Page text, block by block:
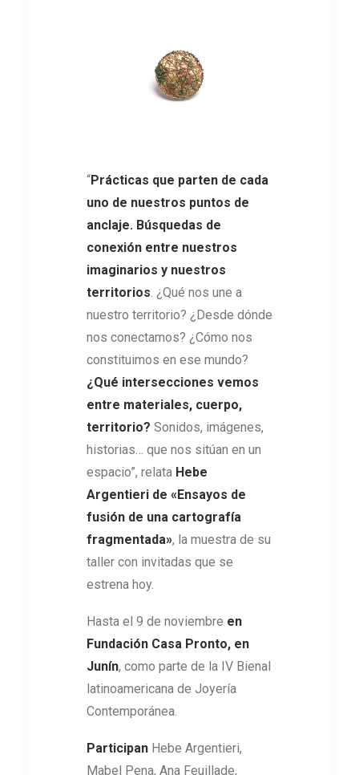
“Prácticas que parten de cada
uno de nuestros puntos de
anclaje. Búsquedas de
conexión entre nuestros
imaginarios y nuestros
territorios . ¿Qué nos une a
nuestro territorio? ¿Desde dónde
nos conectamos? ¿Cómo nos
constituimos en ese mundo?
¿Qué intersecciones vemos
entre materiales, cuerpo,
territorio? Sonidos, imágenes,
historias… que nos sitúan en un
espacio”, relata Hebe
Argentieri de «Ensayos de
fusión de una cartografía
fragmentada», la muestra de su
taller con invitadas que se
estrena hoy.
Hasta el 9 de noviembre en
Fundación Casa Pronto, en
Junín, como parte de la IV Bienal
latinoamericana de Joyería
Contemporánea.
Participan Hebe Argentieri,
Mabel Pena, Ana Feuillade,